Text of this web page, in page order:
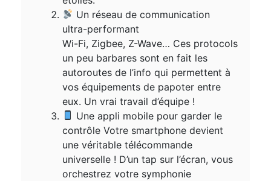
Un réseau de communication
ultra-performant
Wi-Fi, Zigbee, Z-Wave… Ces protocols
un peu barbares sont en fait les
autoroutes de l’info qui permettent à
vos équipements de papoter entre
eux. Un vrai travail d’équipe !
Une appli mobile pour garder le
contrôle Votre smartphone devient
une véritable télécommande
universelle ! D’un tap sur l’écran, vous
orchestrez votre symphonie